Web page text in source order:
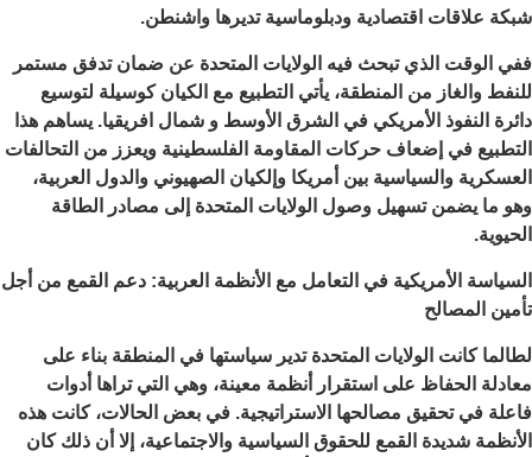
شبكة علاقات اقتصادية ودبلوماسية تديرها واشنطن.
ففي الوقت الذي تبحث فيه الولايات المتحدة عن ضمان تدفق مستمر
للنفط والغاز من المنطقة، يأتي التطبيع مع الكيان كوسيلة لتوسيع
دائرة النفوذ الأمريكي في الشرق الأوسط و شمال افريقيا. يساهم هذا
التطبيع في إضعاف حركات المقاومة الفلسطينية ويعزز من التحالفات
العسكرية والسياسية بين أمريكا وإلكيان الصهيوني والدول العربية،
وهو ما يضمن تسهيل وصول الولايات المتحدة إلى مصادر الطاقة
الحيوية.
السياسة الأمريكية في التعامل مع الأنظمة العربية: دعم القمع من أجل
تأمين المصالح
لطالما كانت الولايات المتحدة تدير سياستها في المنطقة بناء على
معادلة الحفاظ على استقرار أنظمة معينة، وهي التي تراها أدوات
فاعلة في تحقيق مصالحها الاستراتيجية. في بعض الحالات، كانت هذه
الأنظمة شديدة القمع للحقوق السياسية والاجتماعية، إلا أن ذلك كان